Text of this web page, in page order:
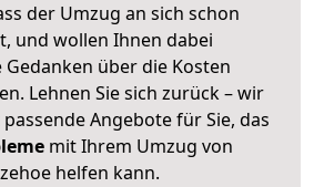
der Umzug an sich schon
und wollen Ihnen dabei
über die Kosten
Lehnen Sie sich zurück – wir
Angebote für Sie, das
mit Ihrem Umzug von
helfen kann.